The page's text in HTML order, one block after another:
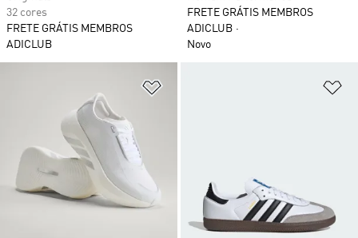
32 cores
FRETE GRÁTIS MEMBROS
ADICLUB
FRETE GRÁTIS MEMBROS
ADICLUB
Novo